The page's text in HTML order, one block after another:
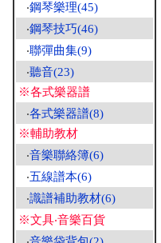
‧鋼琴樂理(45)
‧鋼琴技巧(46)
‧聯彈曲集(9)
‧聽音(23)
※各式樂器譜
‧各式樂器譜(8)
※輔助教材
‧音樂聯絡簿(6)
‧五線譜本(6)
‧識譜補助教材(6)
※文具‧音樂百貨